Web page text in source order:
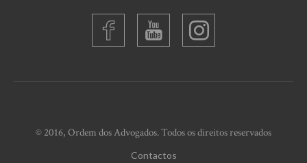
© 2016, Ordem dos Advogados. Todos os direitos reservados
Contactos